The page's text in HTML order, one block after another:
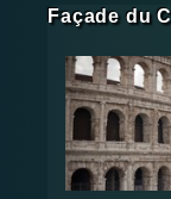
Façade du